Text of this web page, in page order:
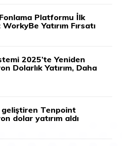
Platformu İlk
Yatırım Fırsatı
2025’te Yeniden
Dolarlık Yatırım, Daha
Tenpoint
dolar yatırım aldı